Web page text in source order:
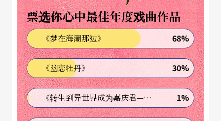
了，可偏偏这出戏就是反高潮。反高潮不是说它很
无聊，相反的，它一直用无声的张力，维持无解的
悬疑。于是一开场，演员就来破坏这个肇事现场，
她将车子启动，往观众的方向哔哔哔倒车，眼看就
要撞进观众席造成另一起伤亡事件，车子一拐弯，
往侧边的小铁门溜走了。肇事者逃逸，这下子谁来
还死者一个公道啊！惊叹号还悬在半空，突然场上
票选你心中最佳年度戏曲作品
《梦在海潮那边》 68%
《幽恋牡丹》 30%
《转生到异世界成为嘉庆君—发现我的祖先是诈骗集团!?》 1%